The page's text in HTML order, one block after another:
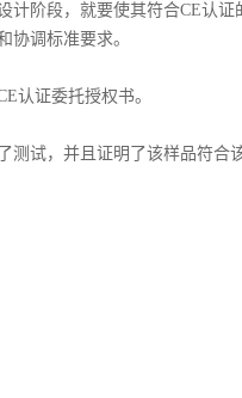
阶段，就要使其符合CE认证
协调标准要求。
认证委托授权书。
试，并且证明了该样品符合